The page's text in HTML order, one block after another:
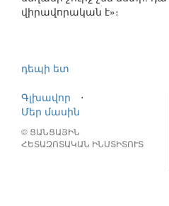
վիրավորական է»։
դեպի ետ
Գլխավոր
⋅
Մեր մասին
© ՑԱՆՑԱՅԻՆ
ՀԵՏԱԶՈՏԱԿԱՆ ԻՆՍՏԻՏՈՒՏ